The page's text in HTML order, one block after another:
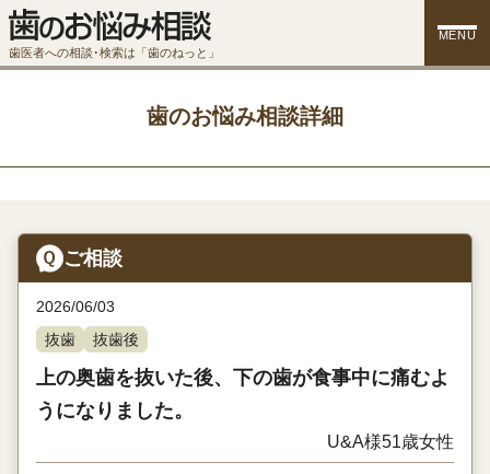
歯医者への相談･検索は「歯のねっと」
MENU
歯のお悩み相談詳細
ご相談
2026/06/03
抜歯
抜歯後
上の奥歯を抜いた後、下の歯が食事中に痛むよ
うになりました。
U&A様51歳女性